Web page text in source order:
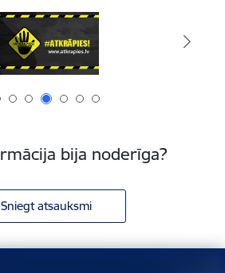
bija noderīga?
Sniegt atsauksmi